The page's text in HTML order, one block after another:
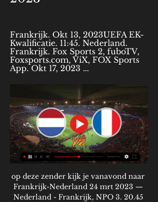
Frankrijk. Okt 13, 2023UEFA EK-
Kwalificatie. 11:45. Nederland.
Frankrijk. Fox Sports 2, fuboTV,
Foxsports.com, ViX, FOX Sports
App. Okt 17, 2023 ...
op deze zender kijk je vanavond naar
Frankrijk-Nederland 24 mrt 2023 —
Nederland - Frankrijk, NPO 3. 20.45